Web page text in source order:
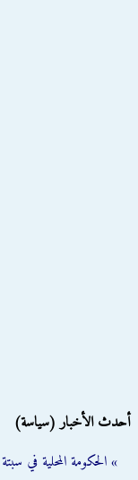
أحدث الأخبار (سياسة)
» الحكومة المحلية في